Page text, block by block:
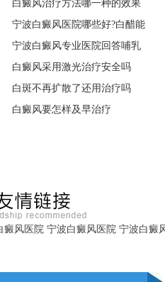
白癜风治疗方法哪一种的效果
宁波白癜风医院哪些好?白醋能
宁波白癜风专业医院回答哺乳
白癜风采用激光治疗安全吗
白斑不再扩散了还用治疗吗
白癜风要怎样及早治疗
癜风医院 宁波白癜风医院 宁波白癜